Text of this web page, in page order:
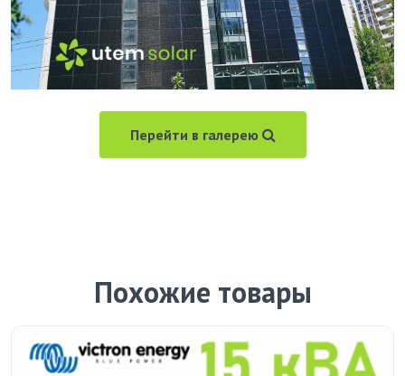
Перейти в галерею
Похожие товары